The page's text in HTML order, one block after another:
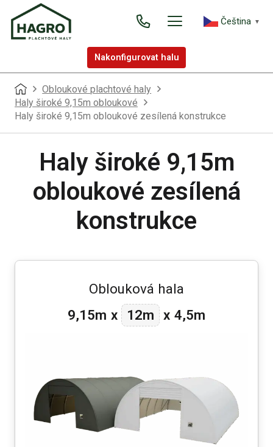
Čeština‎ ▼
Nakonfigurovat halu
Obloukové plachtové haly
Haly široké 9,15m obloukové
Haly široké 9,15m obloukové zesílená konstrukce
Haly široké 9,15m
obloukové zesílená
konstrukce
Oblouková hala
9,15m x 12m x 4,5m